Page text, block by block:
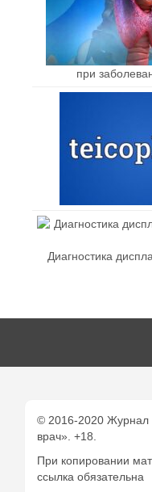
при
Диагностика
© 2016-2020 Журнал
врач». +18.
При копировании
ссылка обязательна